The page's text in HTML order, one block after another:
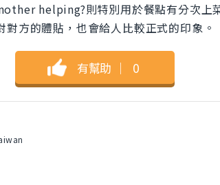
helping?則特別用於餐點有分次上
方的體貼，也會給人比較正式的印象。
有幫助 ｜ 0